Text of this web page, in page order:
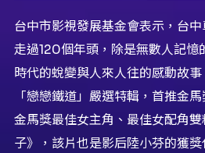
台中市影視發展基金會表示，台
走過120個年頭，除是無數人記憶
時代的蛻變與人來人往的感動故
「戀戀鐵道」嚴選特輯，首推金
金馬獎最佳女主角、最佳女配角
子》，該片也是影后陸小芬的獲